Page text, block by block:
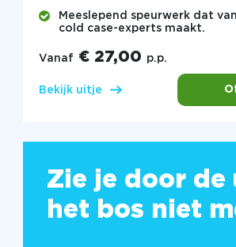
Meeslepend speurwerk dat
cold case-experts maakt.
Vanaf € 27,00 p.p.
Bekijk uitje
Zie je door de
het bos niet